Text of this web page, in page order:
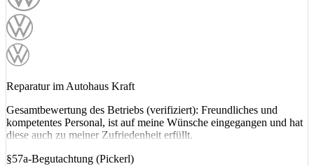
Reparatur im Autohaus Kraft
Gesamtbewertung des Betriebs (verifiziert): Freundliches und
kompetentes Personal, ist auf meine Wünsche eingegangen und hat
diese auch zu meiner Zufriedenheit erfüllt.
§57a-Begutachtung (Pickerl)